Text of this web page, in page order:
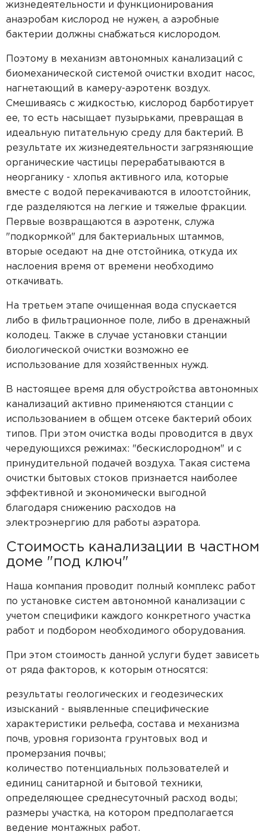
жизнедеятельности и функционирования
анаэробам кислород не нужен, а аэробные
бактерии должны снабжаться кислородом.
Поэтому в механизм автономных канализаций с
биомеханической системой очистки входит насос,
нагнетающий в камеру-аэротенк воздух.
Смешиваясь с жидкостью, кислород барботирует
ее, то есть насыщает пузырьками, превращая в
идеальную питательную среду для бактерий. В
результате их жизнедеятельности загрязняющие
органические частицы перерабатываются в
неорганику - хлопья активного ила, которые
вместе с водой перекачиваются в илоотстойник,
где разделяются на легкие и тяжелые фракции.
Первые возвращаются в аэротенк, служа
"подкормкой" для бактериальных штаммов,
вторые оседают на дне отстойника, откуда их
наслоения время от времени необходимо
откачивать.
На третьем этапе очищенная вода спускается
либо в фильтрационное поле, либо в дренажный
колодец. Также в случае установки станции
биологической очистки возможно ее
использование для хозяйственных нужд.
В настоящее время для обустройства автономных
канализаций активно применяются станции с
использованием в общем отсеке бактерий обоих
типов. При этом очистка воды проводится в двух
чередующихся режимах: "бескислородном" и с
принудительной подачей воздуха. Такая система
очистки бытовых стоков признается наиболее
эффективной и экономически выгодной
благодаря снижению расходов на
электроэнергию для работы аэратора.
Стоимость канализации в частном
доме "под ключ"
Наша компания проводит полный комплекс работ
по установке систем автономной канализации с
учетом специфики каждого конкретного участка
работ и подбором необходимого оборудования.
При этом стоимость данной услуги будет зависеть
от ряда факторов, к которым относятся:
результаты геологических и геодезических
изысканий - выявленные специфические
характеристики рельефа, состава и механизма
почв, уровня горизонта грунтовых вод и
промерзания почвы;
количество потенциальных пользователей и
единиц санитарной и бытовой техники,
определяющее среднесуточный расход воды;
размеры участка, на котором предполагается
ведение монтажных работ.